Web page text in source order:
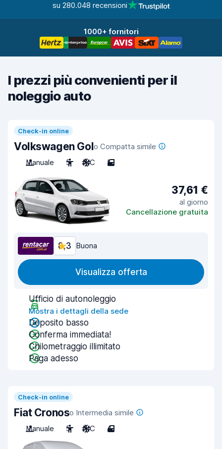
su 280.048 recensioni
1000+ fornitori
I prezzi più convenienti per il
noleggio auto
Check-in online
Volkswagen Golo Compatta simile
Manuale
5 A/C 5
37,61 €
al giorno
Cancellazione gratuita
8,3 Buona
Visualizza offerta
Ufficio di autonoleggio
Mostra i dettagli della sede
Deposito basso
Conferma immediata!
Chilometraggio illimitato
Paga adesso
Check-in online
Fiat Cronoso Intermedia simile
Manuale
5 A/C 4